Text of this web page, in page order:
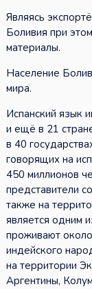
Являясь
Боливия при
материалы.
Население
мира.
Испанский язык
и ещё в 21
в 40
говорящих на
450 миллионов
представители
также на
является одним
проживают
индейского
на территории
Аргентины,